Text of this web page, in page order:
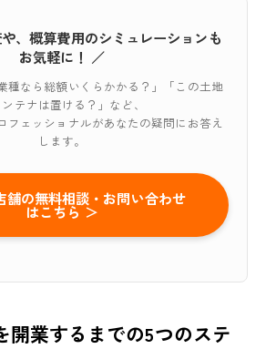
、概算費用のシミュレーションも
お気軽に！ ／
種なら総額いくらかかる？」「この土地
テナは置ける？」など、
フェッショナルがあなたの疑問にお答え
します。
舗の無料相談・お問い合わせ
はこちら ＞
開業するまでの5つのステ